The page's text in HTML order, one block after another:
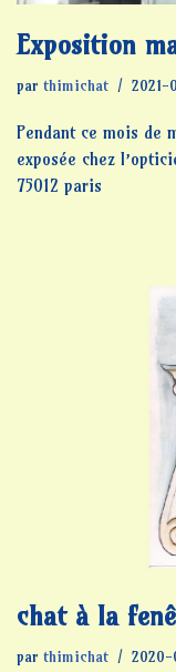
Exposition
par thimichat 2021-
Pendant ce mois de
exposée chez
75012 paris
chat à la
par thimichat